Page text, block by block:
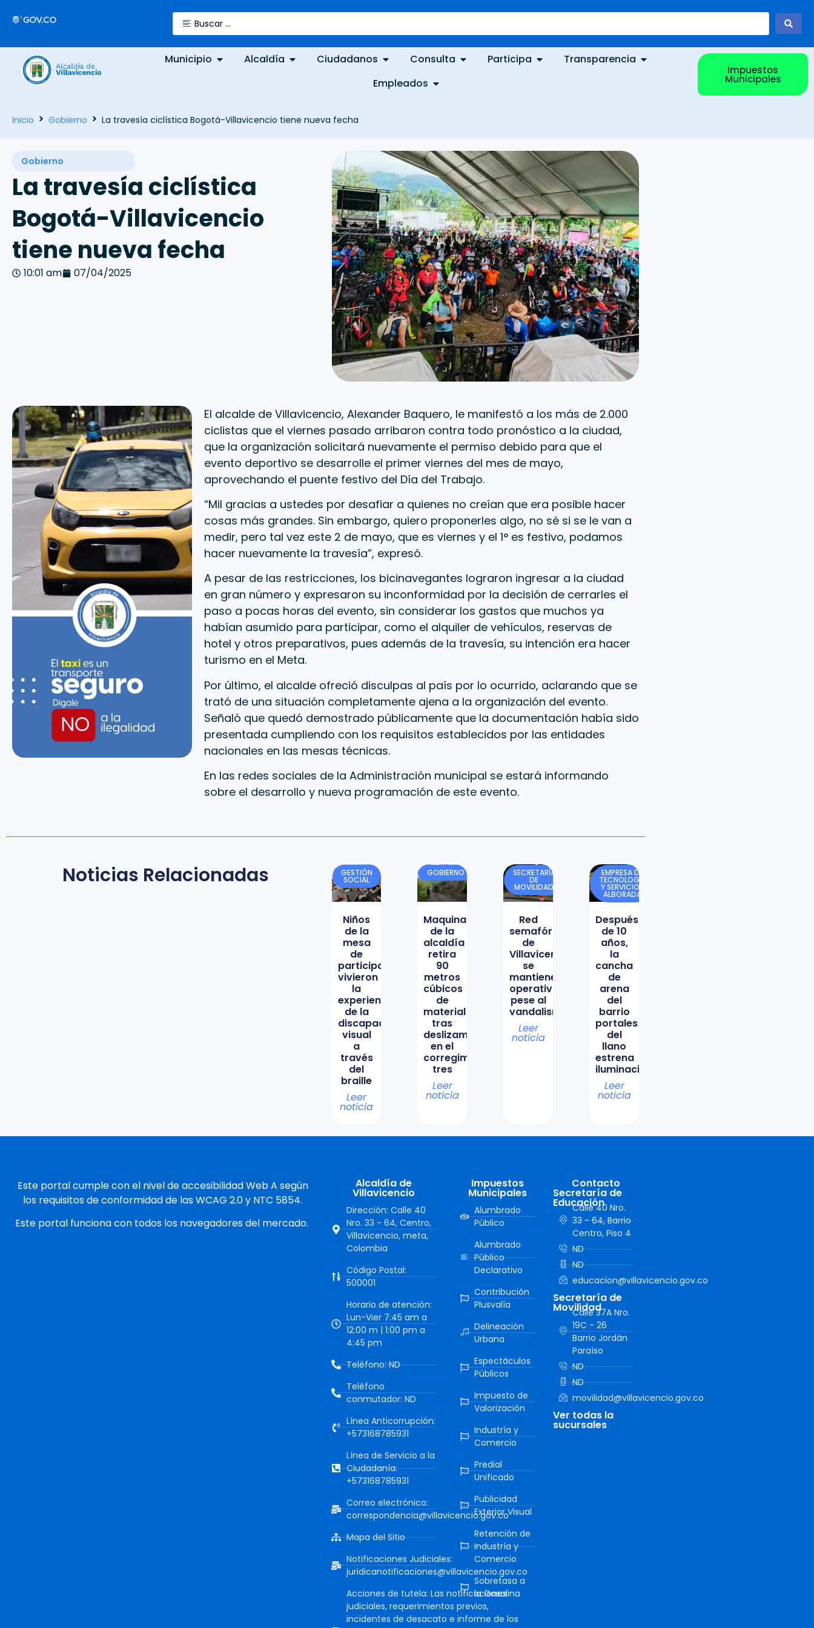
Municipio Alcaldía Ciudadanos Consulta Participa
Transparencia
Empleados
Impuestos
Municipales
Inicio Gobierno La travesía ciclística Bogotá-Villavicencio tiene nueva fecha
Gobierno
La travesía ciclística
Bogotá-Villavicencio
tiene nueva fecha
10:01 am 07/04/2025
El alcalde de Villavicencio, Alexander Baquero, le manifestó a los más de 2.000
ciclistas que el viernes pasado arribaron contra todo pronóstico a la ciudad,
que la organización solicitará nuevamente el permiso debido para que el
evento deportivo se desarrolle el primer viernes del mes de mayo,
aprovechando el puente festivo del Día del Trabajo.
“Mil gracias a ustedes por desafiar a quienes no creían que era posible hacer
cosas más grandes. Sin embargo, quiero proponerles algo, no sé si se le van a
medir, pero tal vez este 2 de mayo, que es viernes y el 1° es festivo, podamos
hacer nuevamente la travesía”, expresó.
A pesar de las restricciones, los bicinavegantes lograron ingresar a la ciudad
en gran número y expresaron su inconformidad por la decisión de cerrarles el
paso a pocas horas del evento, sin considerar los gastos que muchos ya
habían asumido para participar, como el alquiler de vehículos, reservas de
hotel y otros preparativos, pues además de la travesía, su intención era hacer
turismo en el Meta.
Por último, el alcalde ofreció disculpas al país por lo ocurrido, aclarando que se
trató de una situación completamente ajena a la organización del evento.
Señaló que quedó demostrado públicamente que la documentación había sido
presentada cumpliendo con los requisitos establecidos por las entidades
nacionales en las mesas técnicas.
En las redes sociales de la Administración municipal se estará informando
sobre el desarrollo y nueva programación de este evento.
Noticias Relacionadas GESTIÓN
SOCIAL
Niños
de la
mesa
de
participación
vivieron
la
experiencia
de la
discapacidad
visual
a
través
del
braille
Leer
noticia
GOBIERNO
Maquinaria
de la
alcaldía
retira
90
metros
cúbicos
de
material
tras
deslizamiento
en el
corregimiento
tres
Leer
noticia
SECRETARÍA
DE
MOVILIDAD
Red
semafórica
de
Villavicencio
se
mantiene
operativa
pese al
vandalismo
Leer
noticia
EMPRESA DE
TECNOLOGÍA
Y SERVICIOS
ALBORADA
Después
de 10
años,
la
cancha
de
arena
del
barrio
portales
del
llano
estrena
iluminación
Leer
noticia
Este portal cumple con el nivel de accesibilidad Web A según
los requisitos de conformidad de las WCAG 2.0 y NTC 5854.
Este portal funciona con todos los navegadores del mercado.
Alcaldía de
Villavicencio
Dirección: Calle 40
Nro. 33 - 64, Centro,
Villavicencio, meta,
Colombia
Código Postal:
500001
Horario de atención:
Lun-Vier 7:45 am a
12:00 m | 1:00 pm a
4:45 pm
Teléfono: ND
Teléfono
conmutador: ND
Línea Anticorrupción:
+573168785931
Línea de Servicio a la
Ciudadanía:
+573168785931
Correo electrónico:
correspondencia@villavicencio.gov.co
Mapa del Sitio
Notificaciones Judiciales:
juridicanotificaciones@villavicencio.gov.co
Acciones de tutela: Las notificaciones
judiciales, requerimientos previos,
incidentes de desacato e informe de los
Impuestos
Municipales
Alumbrado
Público
Alumbrado
Público
Declarativo
Contribución
Plusvalía
Delineación
Urbana
Espectáculos
Públicos
Impuesto de
Valorización
Industría y
Comercio
Predial
Unificado
Publicidad
Exterior Visual
Retención de
Industría y
Comercio
Sobretasa a
la Gasolina
Contacto
Secretaría de
Educación
Calle 40 Nro.
33 - 64, Barrio
Centro, Piso 4
ND
ND
educacion@villavicencio.gov.co
Secretaría de
Movilidad
Calle 37A Nro.
19C - 26
Barrio Jordán
Paraíso
ND
ND
movilidad@villavicencio.gov.co
Ver todas la
sucursales